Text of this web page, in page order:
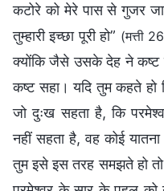
कटोरे को मेरे पास से गुजर
तुम्हारी इच्छा पूरी हो” (मत्ती
क्योंकि जैसे उसके देह ने कष्ट
कष्ट सहा। यदि तुम कहते
जो दुःख सहता है, कि
नहीं सहता है, वह कोई
तुम इसे इस तरह समझते हो तो